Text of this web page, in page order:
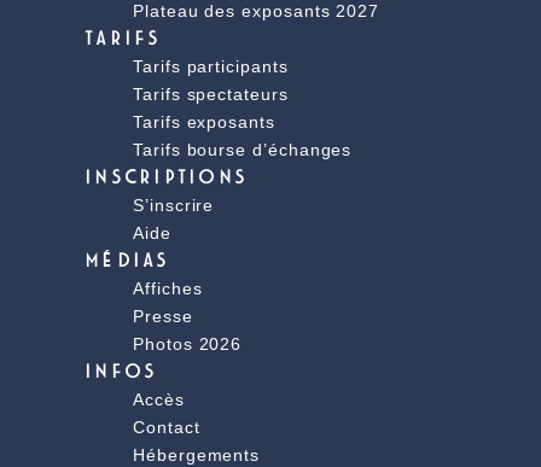
Plateau des exposants 2027
TARIFS
Tarifs participants
Tarifs spectateurs
Tarifs exposants
Tarifs bourse d’échanges
INSCRIPTIONS
S’inscrire
Aide
MÉDIAS
Affiches
Presse
Photos 2026
INFOS
Accès
Contact
Hébergements